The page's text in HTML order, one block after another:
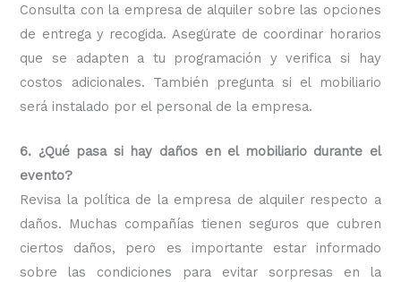
Consulta con la empresa de alquiler sobre las opciones
de entrega y recogida. Asegúrate de coordinar horarios
que se adapten a tu programación y verifica si hay
costos adicionales. También pregunta si el mobiliario
será instalado por el personal de la empresa.
6. ¿Qué pasa si hay daños en el mobiliario durante el
evento?
Revisa la política de la empresa de alquiler respecto a
daños. Muchas compañías tienen seguros que cubren
ciertos daños, pero es importante estar informado
sobre las condiciones para evitar sorpresas en la